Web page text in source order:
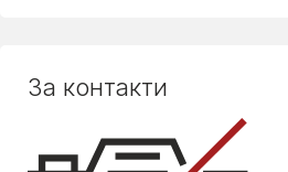
За контакти